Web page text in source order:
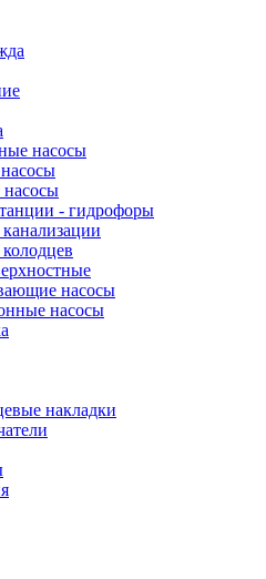
насосы
- гидрофоры
насосы
насосы
накладки